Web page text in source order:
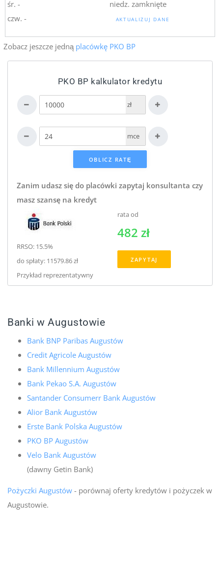
śr. -
czw. -
niedz. zamknięte
AKTUALIZUJ DANE
Zobacz jeszcze jednąplacówkę PKO BP
PKO BP kalkulator kredytu
zł
mce
Zanim udasz się do placówki zapytaj konsultanta czy
masz szansę na kredyt
RRSO: 15.5%
do spłaty: 11579.86 zł
Przykład reprezentatywny
rata od
482 zł
ZAPYTAJ
Banki w Augustowie
Bank BNP Paribas Augustów
Credit Agricole Augustów
Bank Millennium Augustów
Bank Pekao S.A. Augustów
Santander Consumerr Bank Augustów
Alior Bank Augustów
Erste Bank Polska Augustów
PKO BP Augustów
Velo Bank Augustów
(dawny Getin Bank)
Pożyczki Augustów- porównaj oferty kredytów i pożyczek w
Augustowie.